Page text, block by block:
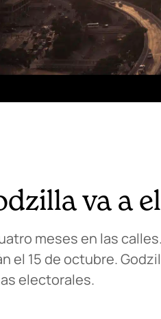
va a
meses en las
el 15 de octubre.
electorales.